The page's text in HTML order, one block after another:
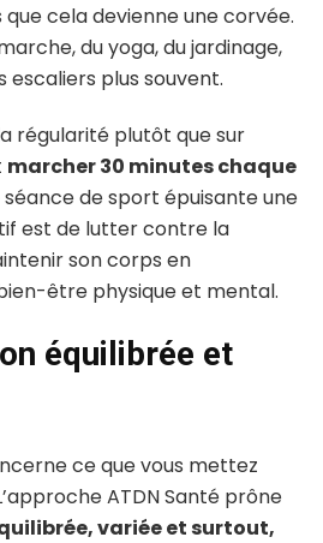
que cela devienne une corvée.
du yoga, du jardinage,
plus souvent.
régularité plutôt que sur
marcher 30 minutes chaque
de sport épuisante une
est de lutter contre la
son corps en
être physique et mental.
équilibrée et
ce que vous mettez
ATDN Santé prône
variée et surtout,